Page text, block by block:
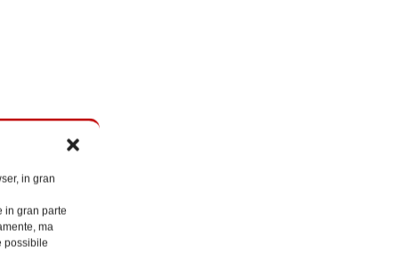
in gran
in gran parte
ma
possibile